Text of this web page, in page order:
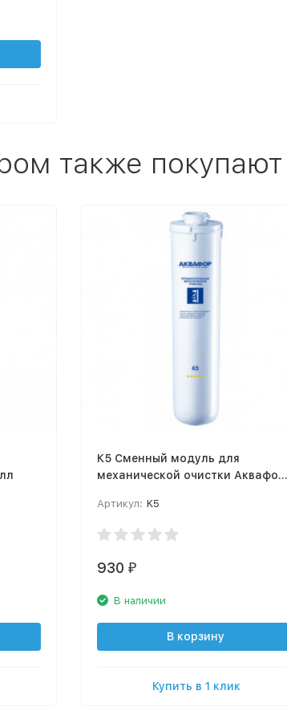
также покупают
К5 Сменный модуль для
механической очистки Аквафор
Артикул: K5
930 ₽
В наличии
В корзину
Купить в 1 клик